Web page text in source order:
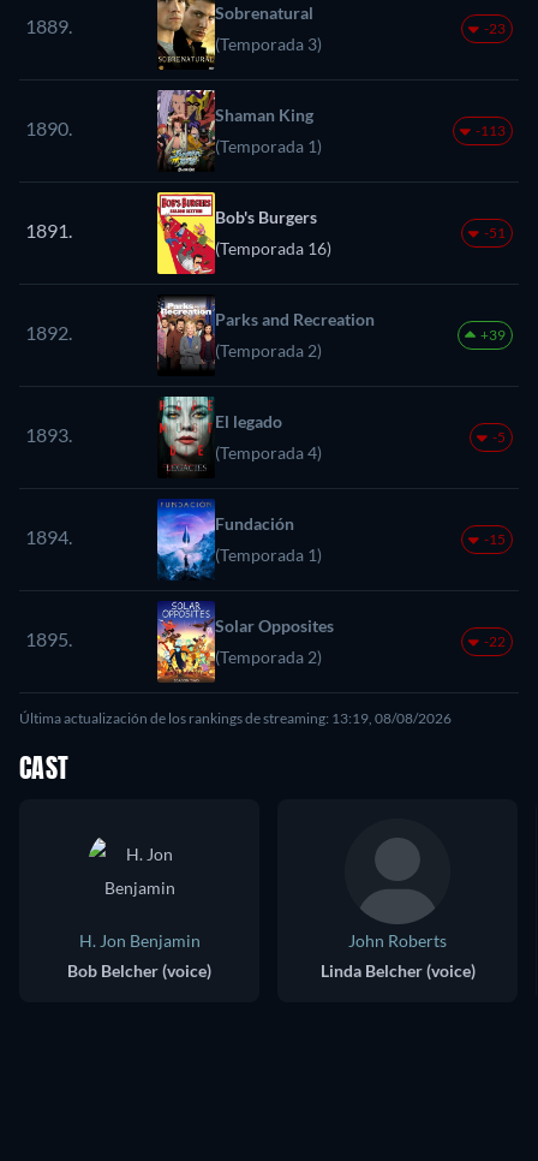
1889.
Sobrenatural
(Temporada 3)
-23
1890.
Shaman King
(Temporada 1)
-113
1891.
Bob's Burgers
(Temporada 16)
-51
1892.
Parks and Recreation
(Temporada 2)
+39
1893.
El legado
(Temporada 4)
-5
1894.
Fundación
(Temporada 1)
-15
1895.
Solar Opposites
(Temporada 2)
-22
Última actualización de los rankings de streaming: 13:19, 08/08/2026
CAST
H. Jon Benjamin
Bob Belcher (voice)
John Roberts
Linda Belcher (voice)